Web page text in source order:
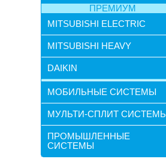
ПРЕМИУМ
MITSUBISHI ELECTRIC
MITSUBISHI HEAVY
DAIKIN
МОБИЛЬНЫЕ СИСТЕМЫ
МУЛЬТИ-СПЛИТ СИСТЕМЫ
ПРОМЫШЛЕННЫЕ
СИСТЕМЫ